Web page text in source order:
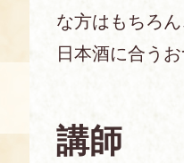
お土
備品
団
食の語
な方はもちろ
日本酒に合う
講師